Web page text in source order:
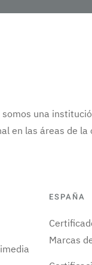
una
en las áreas de la
ESPAÑA
Marcas